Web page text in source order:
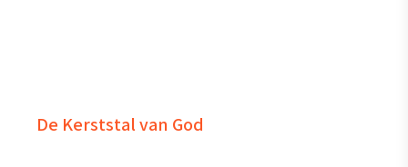
De Kerststal van God